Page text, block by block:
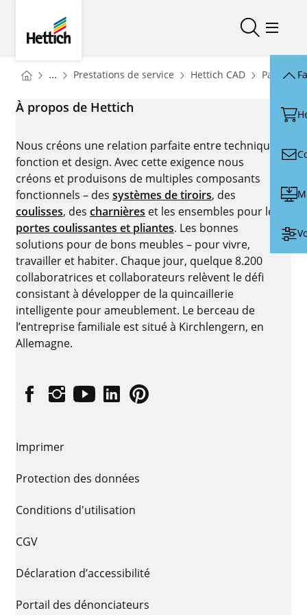
Ouvrir/
You are here:
Homepage
... Prestations de service Homepage
Hettich CADHomepage
Packs de
À propos de Hettich
Nous créons une relation parfaite entre technique,
fonction et design. Avec cette exigence nous
créons et produisons de multiples composants
fonctionnels – des systèmes de tiroirs, des
coulisses, des charnières et les ensembles pour les
portes coulissantes et pliantes. Les bonnes
solutions pour de bons meubles – pour vivre,
travailler et habiter. Chaque jour, quelque 8.200
collaboratrices et collaborateurs relèvent le défi
consistant à développer de la quincaillerie
intelligente pour ameublement. Le berceau de
l’entreprise familiale est situé à Kirchlengern, en
Allemagne.
FacebookInstagram
YouTubelinkedinPinterest
Imprimer
Protection des données
Conditions d'utilisation
CGV
Déclaration d’accessibilité
Portail des dénonciateurs